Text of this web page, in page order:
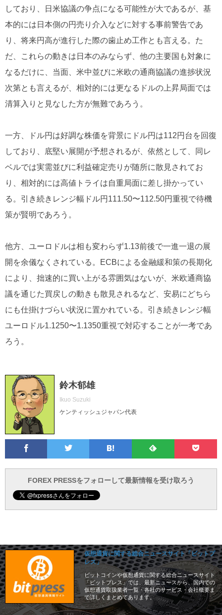
しており、日米協議の争点になる可能性が大であるが、基
本的には日本側の円売り介入などに対する事前警告であ
り、将来円高が進行した際の歯止め工作とも言える。た
だ、これらの動きは日本のみならず、他の主要国も対象に
なるだけに、当面、米中並びに米欧の通商協議の進捗状況
次第とも言えるが、相対的には更なるドルの上昇局面では
清算入りと見なした方が無難であろう。
一方、ドル円は好調な株価を背景にドル円は112円台を回復
しており、底堅い展開が予想されるが、依然として、同レ
ベルでは実需並びに利益確定売りが随所に散見されてお
り、相対的には高値トライは自重局面に差し掛かってい
る。引き続きレンジ幅ドル円111.50〜112.50円重視で待機
策が賢明であろう。
他方、ユーロドルは相も変わらず1.13前後で一進一退の展
開を余儀なくされている。ECBによる金融緩和策の長期化
により、拙速的に買い上がる雰囲気はないが、米欧通商協
議を通じた買戻しの動きも散見されるなど、安易にどちら
にも仕掛けづらい状況に置かれている。引き続きレンジ幅
ユーロドル1.1250〜1.1350重視で対応することが一考であ
ろう。
鈴木郁雄
Ikuo Suzuki
ケンティッシュジャパン代表
Twitter
て
ブ
で
ォ
ロ
ー
で
と
で
FOREX PRESSをフォローして最新情報を受け取ろう
仮想通貨に関する総合ニュースサイト「ビットプ
レス」
ビットコインや仮想通貨に関する総合ニュースサイト
「ビットプレス」では、最新ニュースから、国内での
仮想通貨取扱業者一覧・各社のサービス・会社概要ま
で詳しくまとめてあります。